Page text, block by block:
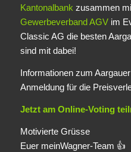
Kantonalbank zusammen
Gewerbeverband AGVim
Classic AG die besten
sind mit dabei!
Informationen zum
Anmeldung für die
Jetzt am Online-Voting
Motivierte Grüsse
Euer meinWagner-Team 👍